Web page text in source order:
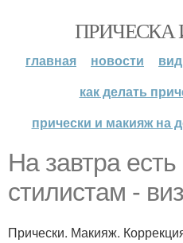
главная новости
как делать
прически и макияж на
На завтра
стилистам -
Прически. Макияж.